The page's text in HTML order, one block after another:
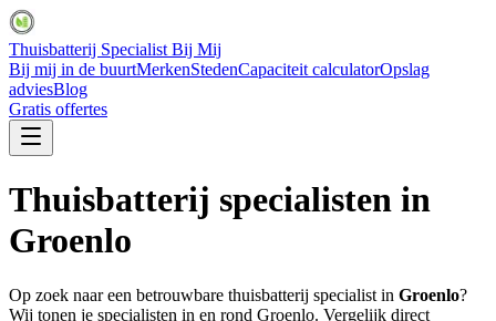
Thuisbatterij Specialist Bij Mij
Bij mij in de buurtMerkenStedenCapaciteit calculatorOpslag
adviesBlog
Gratis offertes
Thuisbatterij specialisten in
Groenlo
Op zoek naar een betrouwbare thuisbatterij specialist in Groenlo?
Wij tonen je specialisten in en rond Groenlo. Vergelijk direct